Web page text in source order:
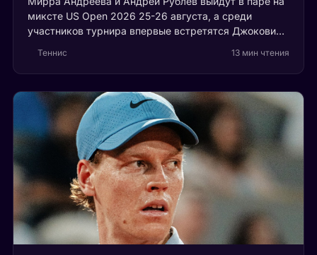
миксте US Open 2026 25-26 августа, а среди
участников турнира впервые встретятся Джокович
Теннис 13 мин чтения